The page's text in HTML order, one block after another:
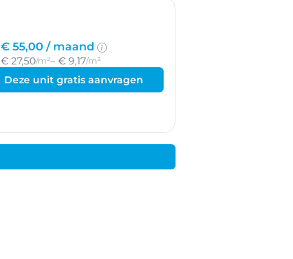
€ 55,00 / maand
€ 27,50/m²– € 9,17/m³
Deze unit gratis aanvragen